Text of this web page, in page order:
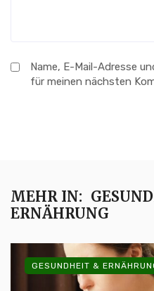
Name, E-Mail-Adresse
für meinen nächsten
MEHR IN:
ERNÄHRUNG
GESUNDHEIT &